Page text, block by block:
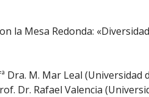
la Mesa Redonda:
Dra. M. Mar Leal (Universidad
Dr. Rafael Valencia